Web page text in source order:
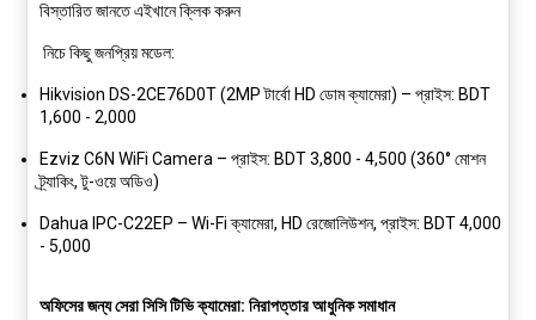
বিস্তারিত জানতে এইখানে ক্লিক করুন
নিচে কিছু জনপ্রিয় মডেল:
Hikvision DS-2CE76D0T(2MP টার্বো HD ডোম ক্যামেরা) – প্রাইস: BDT
1,600 - 2,000
Ezviz C6N WiFi Camera – প্রাইস: BDT 3,800 - 4,500 (360° মোশন
ট্র্যাকিং, টু-ওয়ে অডিও)
Dahua IPC-C22EP – Wi-Fi ক্যামেরা, HD রেজোলিউশন, প্রাইস: BDT 4,000
- 5,000
অফিসের জন্য সেরা সিসি টিভি ক্যামেরা: নিরাপত্তার আধুনিক সমাধান